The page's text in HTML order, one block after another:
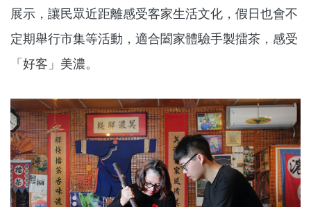
展示，讓民眾近距離感受客家生活文化，假日也會不
定期舉行市集等活動，適合闔家體驗手製擂茶，感受
「好客」美濃。